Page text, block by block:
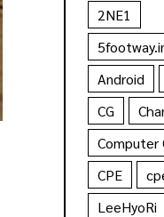
2NE1
Android
CG
Computer
CPE
LeeHyoRi